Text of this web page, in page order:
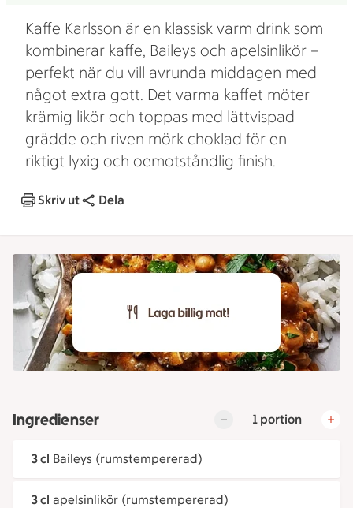
Kaffe Karlsson är en klassisk varm drink som
kombinerar kaffe, Baileys och apelsinlikör –
perfekt när du vill avrunda middagen med
något extra gott. Det varma kaffet möter
krämig likör och toppas med lättvispad
grädde och riven mörk choklad för en
riktigt lyxig och oemotståndlig finish.
Skriv ut Dela
Ingredienser 1 portion
3 cl Baileys (rumstempererad)
3 cl apelsinlikör (rumstempererad)